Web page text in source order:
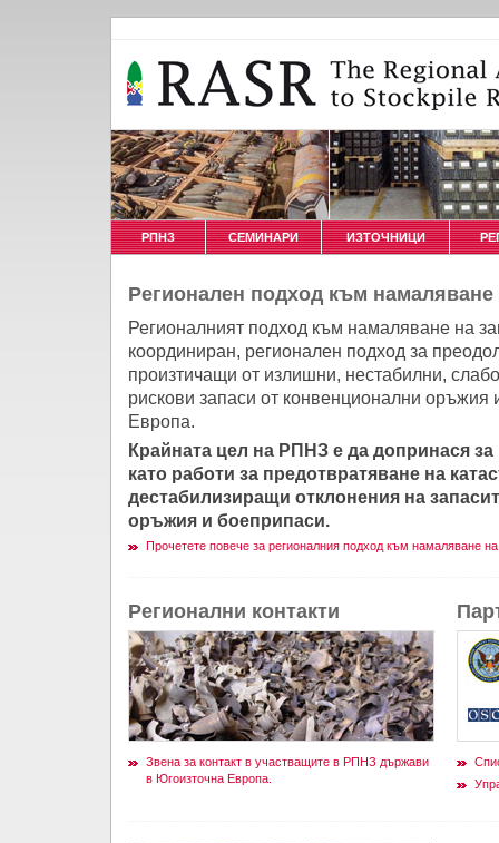
РПНЗ СЕМИНАРИ ИЗТОЧНИЦИ
Регионален подход към намаляване
Регионалният подход към намаляване на
координиран, регионален подход за
произтичащи от излишни, нестабилни,
рискови запаси от конвенционални
Европа.
Крайната цел на РПНЗ е да допринася за
като работи за предотвратяване на
дестабилизиращи отклонения на
оръжия и боеприпаси.
Прочетете повече за регионалния подход към намаляване на
Регионални контакти
Звена за контакт в участващите в РПНЗ държави
в Югоизточна Европа.